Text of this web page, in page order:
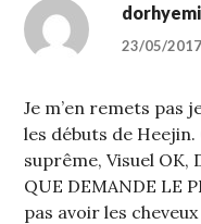
dorhyemi
23/05/
Je m’en remets pas
les débuts de
suprême, Visuel OK,
QUE DEMANDE LE
pas avoir les